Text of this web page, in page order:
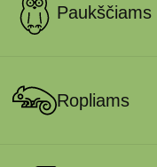
Paukščiams
Ropliams
file